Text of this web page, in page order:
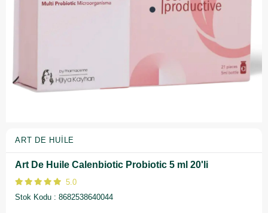
ART DE HUILE
Art De Huile Calenbiotic Probiotic 5 ml 20'li
5.0
Stok Kodu
8682538640044